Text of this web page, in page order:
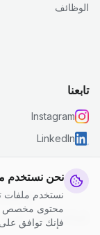
نحن نستخدم
نستخدم ملفات
محتوى مخصص
فإنك توافق
الوظائف
تابعنا
Instagram
LinkedIn
© 2026 جست كلين. جميع الحقوق محفوظة.
إعدادات ملفات تعريف